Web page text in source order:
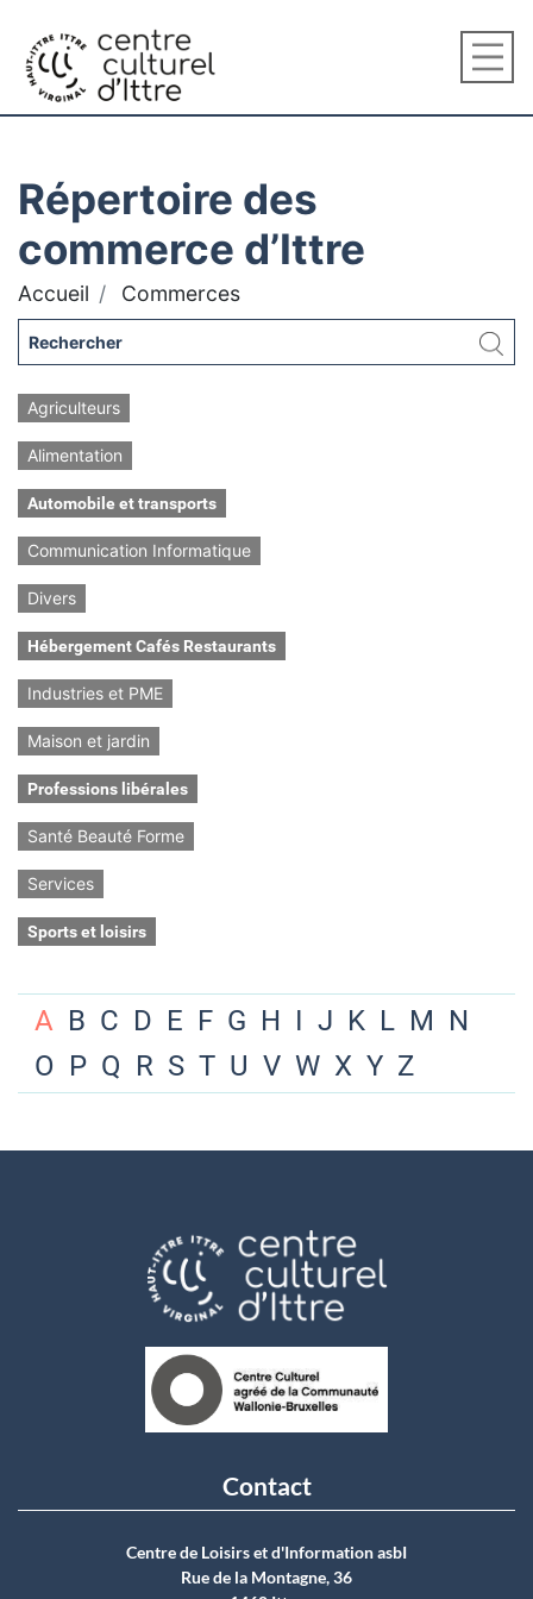
Répertoire des
commerce d’Ittre
Accueil Commerces
Agriculteurs
Alimentation
Automobile et transports
Communication Informatique
Divers
Hébergement Cafés Restaurants
Industries et PME
Maison et jardin
Professions libérales
Santé Beauté Forme
Services
Sports et loisirs
A B C D E F G H I J K L M N
O P Q R S T U V W X Y Z
Contact
Centre de Loisirs et d'Information asbI
Rue de la Montagne, 36